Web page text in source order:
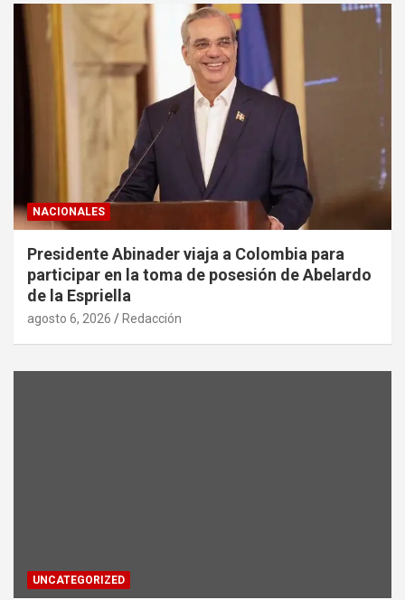
NACIONALES
Presidente Abinader viaja a Colombia para
participar en la toma de posesión de Abelardo
de la Espriella
agosto 6, 2026 Redacción
UNCATEGORIZED